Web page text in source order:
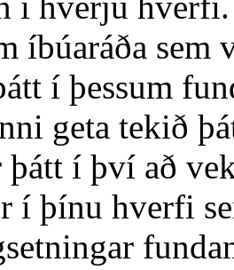
íbúaráða
í þessum
geta tekið
í því að
í þínu hverfi